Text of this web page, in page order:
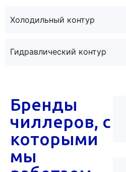
Холодильный контур
Гидравлический контур
Бренды
чиллеров, с
которыми
мы